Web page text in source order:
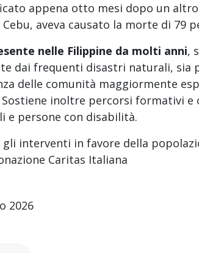
appena otto mesi dopo un
aveva causato la morte di 79
nelle Filippine da molti anni,
dai frequenti disastri naturali,
delle comunità maggiormente
inoltre percorsi formativi
e persone con disabilità.
gli interventi in favore della
Caritas Italiana
2026